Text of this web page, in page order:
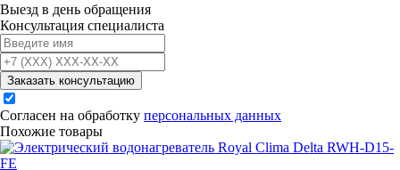
Выезд в день обращения
Консультация специалиста
Заказать консультацию
Согласен на обработку персональных данных
Похожие товары